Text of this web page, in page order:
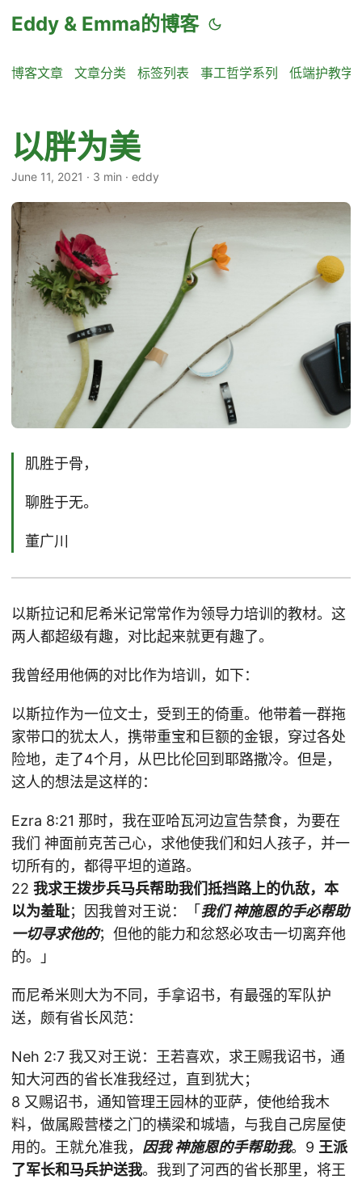
Eddy & Emma的博客
博客文章 文章分类 标签列表 事工哲学系列 低端护教学
以胖为美
June 11, 2021 · 3 min · eddy
肌胜于骨，
聊胜于无。
董广川
以斯拉记和尼希米记常常作为领导力培训的教材。这
两人都超级有趣，对比起来就更有趣了。
我曾经用他俩的对比作为培训，如下：
以斯拉作为一位文士，受到王的倚重。他带着一群拖
家带口的犹太人，携带重宝和巨额的金银，穿过各处
险地，走了4个月，从巴比伦回到耶路撒冷。但是，
这人的想法是这样的：
Ezra 8:21 那时，我在亚哈瓦河边宣告禁食，为要在
我们 神面前克苦己心，求他使我们和妇人孩子，并一
切所有的，都得平坦的道路。
22 我求王拨步兵马兵帮助我们抵挡路上的仇敌，本
以为羞耻；因我曾对王说：「 我们 神施恩的手必帮助
一切寻求他的；但他的能力和忿怒必攻击一切离弃他
的。」
而尼希米则大为不同，手拿诏书，有最强的军队护
送，颇有省长风范：
Neh 2:7 我又对王说：王若喜欢，求王赐我诏书，通
知大河西的省长准我经过，直到犹大；
8 又赐诏书，通知管理王园林的亚萨，使他给我木
料，做属殿营楼之门的横梁和城墙，与我自己房屋使
用的。王就允准我， 因我 神施恩的手帮助我。9 王派
了军长和马兵护送我。我到了河西的省长那里，将王